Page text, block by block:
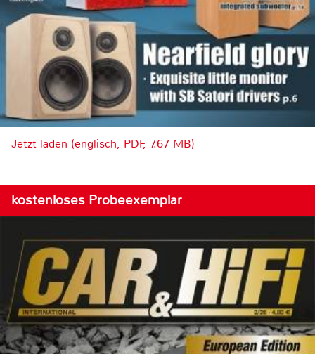
Jetzt laden (englisch, PDF, 7.67 MB)
kostenloses Probeexemplar